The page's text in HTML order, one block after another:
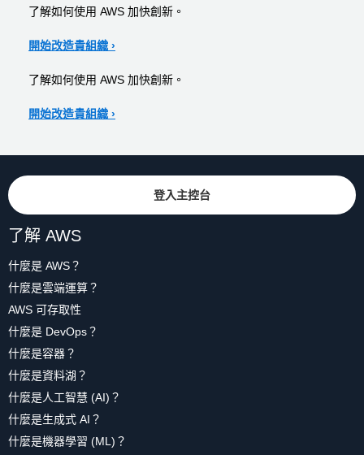
了解如何使用 AWS 加快創新。
開始改造貴組織 ›
了解如何使用 AWS 加快創新。
開始改造貴組織 ›
登入主控台
了解 AWS
什麼是 AWS？
什麼是雲端運算？
AWS 可存取性
什麼是 DevOps？
什麼是容器？
什麼是資料湖？
什麼是人工智慧 (AI)？
什麼是生成式 AI？
什麼是機器學習 (ML)？